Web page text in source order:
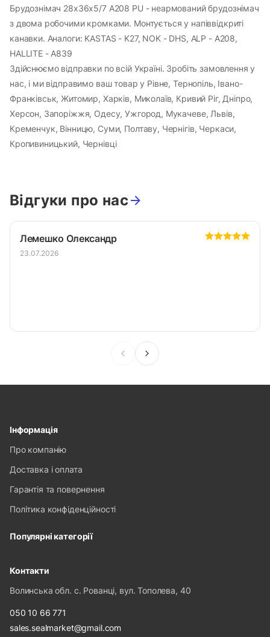
Брудознімач 28х36х5/7 A208 PU - неармований брудознімач
з двома робочими кромками. Монтується у напіввідкриті
канавки. Аналоги: KASTAS - K27, NOK - DHS, ALP - A208,
HALLITE - A839
Здійснюємо відправки по всій Україні. Зробіть замовлення у
нас, і ми відправимо ваш товар у Рівне, Тернопіль, Івано-
Франківськ, Житомир, Харків, Миколаїв, Кривий Ріг, Дніпро,
Херсон, Запоріжжя, Одесу, Ужгород, Мукачеве, Львів,
Кременчук, Вінницю, Суми, Полтаву, Чернігів, Черкаси,
Кропивиницький, Чернівці
Відгуки про нас
Лемешко Олександр
23.07.2026
Інформація
Про компанію
Доставка і оплата
Гарантія та повернення
Політика конфіденційності
Популярні категорії
Контакти
Волинська обл. с. Рованці, вул. Тополева, 40
050 10 66 771
sales.sealmarket@gmail.com